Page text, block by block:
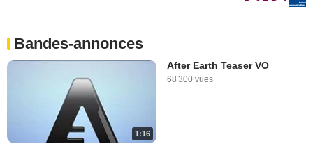
Bandes-annonces
1:16
After Earth Teaser VO
68 300 vues